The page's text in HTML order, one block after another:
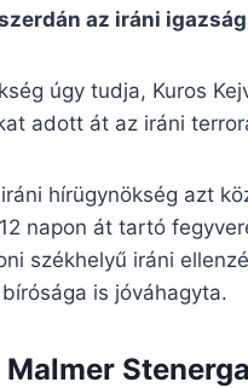
az iráni
úgy tudja, Kuros
adott át az iráni
hírügynökség azt
napon át tartó
székhelyű iráni
is jóváhagyta.
Malmer